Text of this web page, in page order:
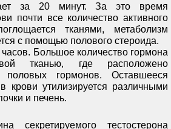
за 20 минут. За это время
почти все количество активного
тканями, метаболизм
с помощью полового стероида.
Большое количество гормона
тканью, где расположено
половых гормонов. Оставшееся
крови утилизируется различными
и печень.
секретируемого тестостерона